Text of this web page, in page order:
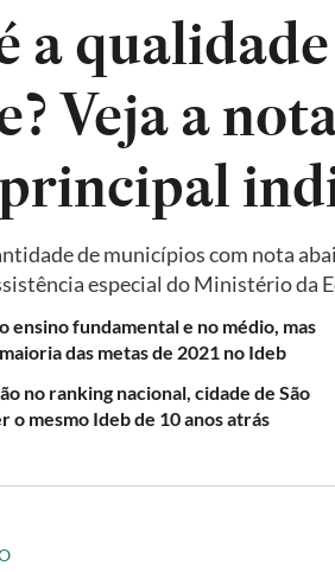
a
Veja a
de municípios com nota
especial do Ministério da
ensino fundamental e no médio, mas
das metas de 2021 no Ideb
no ranking nacional, cidade de São
o mesmo Ideb de 10 anos atrás